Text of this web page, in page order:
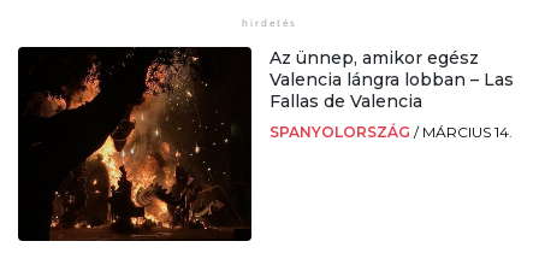
Az ünnep, amikor egész
Valencia lángra lobban – Las
Fallas de Valencia
SPANYOLORSZÁG / MÁRCIUS 14.